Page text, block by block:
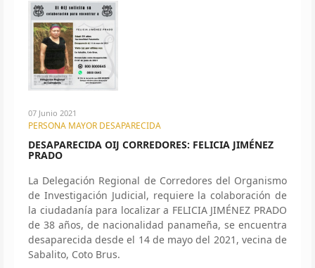
07 Junio 2021
PERSONA MAYOR DESAPARECIDA
DESAPARECIDA OIJ CORREDORES: FELICIA JIMÉNEZ
PRADO
La Delegación Regional de Corredores del Organismo
de Investigación Judicial, requiere la colaboración de
la ciudadanía para localizar a FELICIA JIMÉNEZ PRADO
de 38 años, de nacionalidad panameña, se encuentra
desaparecida desde el 14 de mayo del 2021, vecina de
Sabalito, Coto Brus.